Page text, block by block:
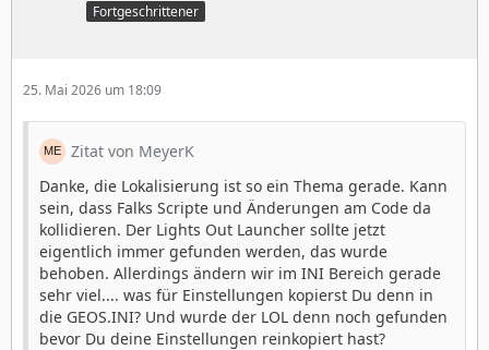
Fortgeschrittener
25. Mai 2026 um 18:09
Zitat von MeyerK
Danke, die Lokalisierung ist so ein Thema gerade. Kann
sein, dass Falks Scripte und Änderungen am Code da
kollidieren. Der Lights Out Launcher sollte jetzt
eigentlich immer gefunden werden, das wurde
behoben. Allerdings ändern wir im INI Bereich gerade
sehr viel.... was für Einstellungen kopierst Du denn in
die GEOS.INI? Und wurde der LOL denn noch gefunden
bevor Du deine Einstellungen reinkopiert hast?